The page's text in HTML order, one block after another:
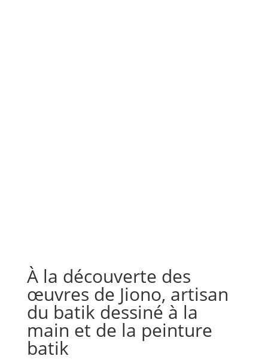
À la découverte des
œuvres de Jiono, artisan
du batik dessiné à la
main et de la peinture
batik